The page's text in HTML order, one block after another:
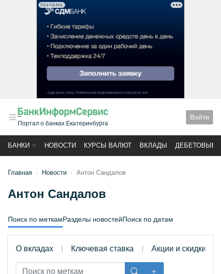
РЕКЛАМА
Портал о банках Екатеринбурга
Войти
БАНКИ НОВОСТИ КУРСЫ ВАЛЮТ ВКЛАДЫ ДЕБЕТОВЫЕ
Главная Новости Антон Сандалов
Антон Сандалов
Поиск по меткамРазделы новостейПоиск по датам
О вкладах Ключевая ставка Акции и скидки